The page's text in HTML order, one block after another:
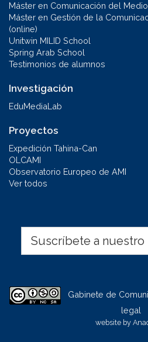
Máster en Comunicación del
Máster en Gestión de la
(online)
Unitwin MILID School
Spring Arab School
Testimonios de alumnos
Investigación
EduMediaLab
Proyectos
Expedición Tahina-Can
OLCAMI
Observatorio Europeo de AMI
Ver todos
Suscríbete a
Gabinete de
legal
website by